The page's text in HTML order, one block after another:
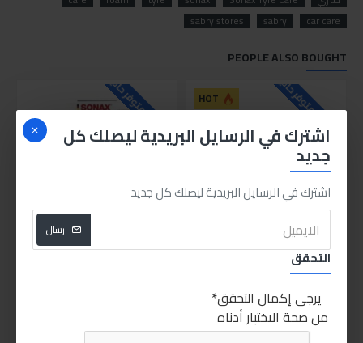
اشترك في الرسايل البريدية ليصلك كل
جديد
اشترك في الرسايل البريدية ليصلك كل جديد
ارسال
التحقق
يرجى إكمال التحقق
من صحة الاختبار أدناه
car care
sabry
sabry stores
PEOPLE ALSO BOUGHT
HOT للاسف غير متوفر حاليا
فوطة ابرو مايكروفايبر
30.00LE
اضافة للسلة
للاسف غير متوفر حاليا
منظف الجنوط الاكستريم من سوناكس